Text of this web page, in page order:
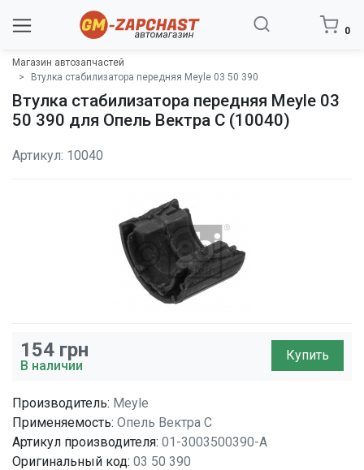
0
Магазин автозапчастей
Втулка стабилизатора передняя Meyle 03 50 390
Втулка стабилизатора передняя Meyle 03
50 390 для Опель Вектра C (10040)
Артикул: 10040
154 грн
В наличии
Купить
Производитель: Meyle
Применяемость: Опель Вектра C
Артикул производителя: 01-3003500390-A
Оригинальный код: 03 50 390